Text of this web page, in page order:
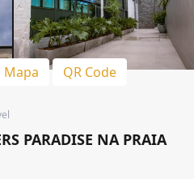
Mapa QR Code
PARADISE NA PRAIA